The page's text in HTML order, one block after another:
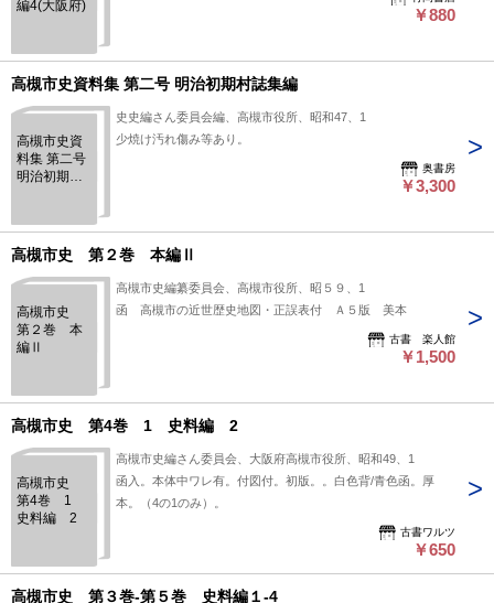
編4(大阪府) ￥880
高槻市史資料集 第二号 明治初期村誌集編
高槻市史資
料集 第二号
明治初期村
史史編さん委員会編、高槻市役所、昭和47、1
少焼け汚れ傷み等あり。
奥書房
￥3,300
高槻市史 第２巻 本編Ⅱ
高槻市史
第２巻 本
編Ⅱ
高槻市史編纂委員会、高槻市役所、昭５９、1
函 高槻市の近世歴史地図・正誤表付 Ａ５版 美本
古書 楽人館
￥1,500
高槻市史 第4巻 1 史料編 2
高槻市史
第4巻 1
史料編 2
高槻市史編さん委員会、大阪府高槻市役所、昭和49、1
函入。本体中ワレ有。付図付。初版。。白色背/青色函。厚
本。（4の1のみ）。
古書ワルツ
￥650
高槻市史 第３巻-第５巻 史料編１-4